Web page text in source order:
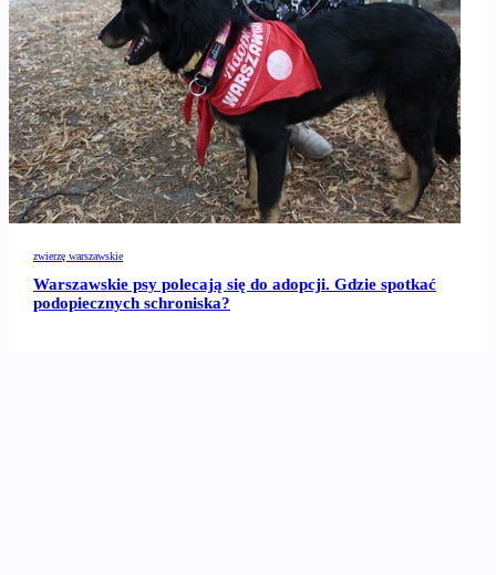
zwierzę warszawskie
Warszawskie psy polecają się do adopcji. Gdzie spotkać
podopiecznych schroniska?